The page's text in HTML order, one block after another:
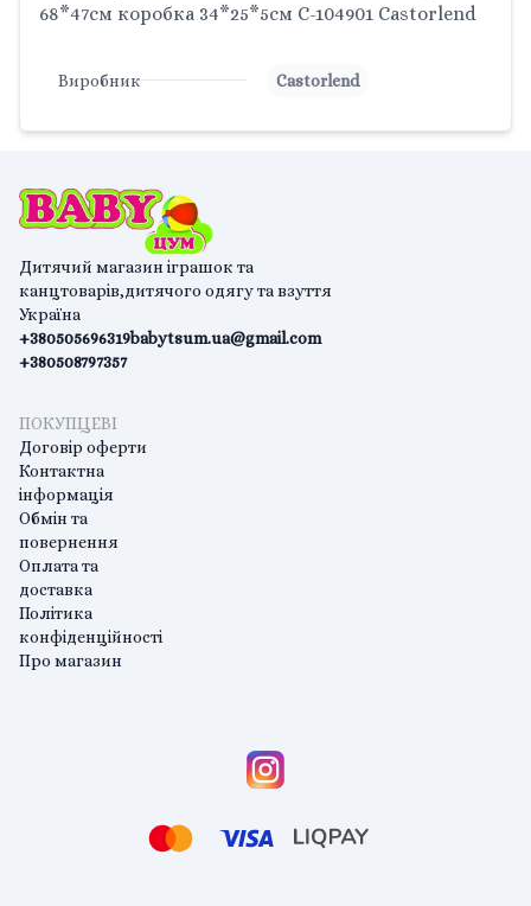
68*47см коробка 34*25*5см C-104901 Castorlend
Виробник Castorlend
Дитячий магазин іграшок та
канцтоварів,дитячого одягу та взуття
Україна
+380505696319
+380508797357
babytsum.ua@gmail.com
ПОКУПЦЕВІ
Договір оферти
Контактна
інформація
Обмін та
повернення
Оплата та
доставка
Політика
конфіденційності
Про магазин